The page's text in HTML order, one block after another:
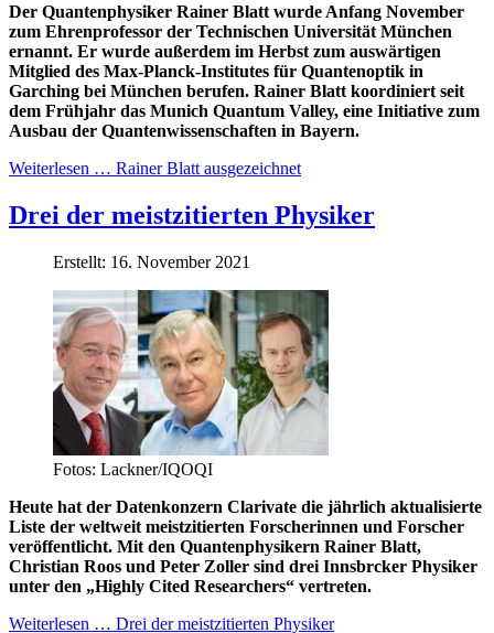
Der Quantenphysiker Rainer Blatt wurde Anfang November
zum Ehrenprofessor der Technischen Universität München
ernannt. Er wurde außerdem im Herbst zum auswärtigen
Mitglied des Max-Planck-Institutes für Quantenoptik in
Garching bei München berufen. Rainer Blatt koordiniert seit
dem Frühjahr das Munich Quantum Valley, eine Initiative zum
Ausbau der Quantenwissenschaften in Bayern.
Weiterlesen … Rainer Blatt ausgezeichnet
Drei der meistzitierten Physiker
Erstellt: 16. November 2021
Fotos: Lackner/IQOQI
Heute hat der Datenkonzern Clarivate die jährlich aktualisierte
Liste der weltweit meistzitierten Forscherinnen und Forscher
veröffentlicht. Mit den Quantenphysikern Rainer Blatt,
Christian Roos und Peter Zoller sind drei Innsbrcker Physiker
unter den „Highly Cited Researchers“ vertreten.
Weiterlesen … Drei der meistzitierten Physiker